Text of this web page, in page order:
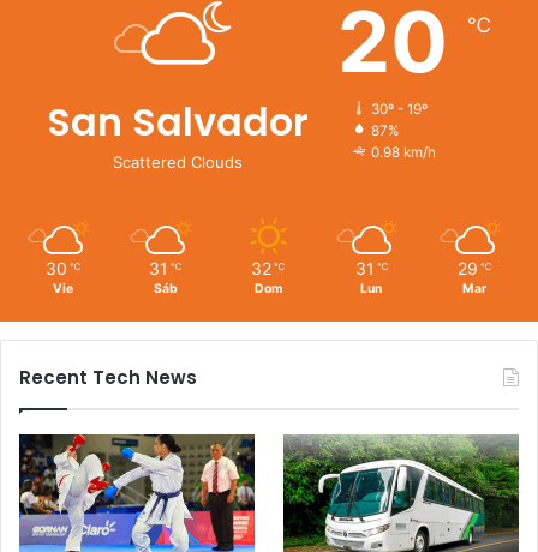
San Salvador
Scattered Clouds
20 ℃
30º - 19º
87%
0.98 km/h
30 ℃
Vie
31 ℃
Sáb
32 ℃
Dom
31 ℃
Lun
29 ℃
Mar
Recent Tech News